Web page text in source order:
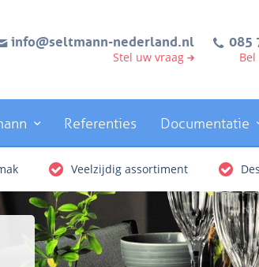
info@seltmann-nederland.nl
Stel uw vraag
085
Referenties Documentatie
Veelzijdig assortiment